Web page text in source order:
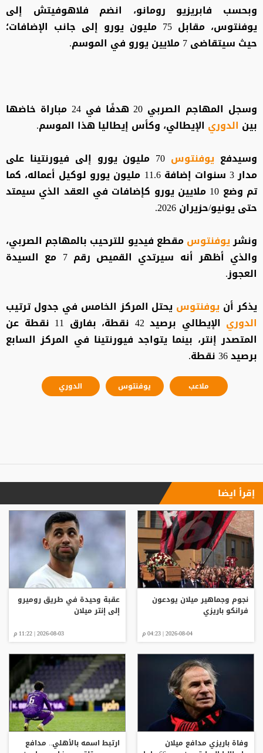
وبحسب فابريزيو رومانو، انضم فلاهوفيتش إلى
يوفنتوس، مقابل 75 مليون يورو إلى جانب الإضافات؛
حيث سيتقاضى 7 ملايين يورو في الموسم.
وسجل المهاجم الصربي 20 هدفًا في 24 مباراة خاضها
بين الدوري الإيطالي، وكأس إيطاليا هذا الموسم.
وسيدفع يوفنتوس
70 مليون يورو إلى فيورنتينا على
مدار 3 سنوات إضافة 11.6 مليون يورو لوكيل أعماله، كما
تم وضع 10 ملايين يورو كإضافات في العقد الذي سيمتد
حتى يونيو/حزيران 2026.
ونشريوفنتوسمقطع فيديو للترحيب بالمهاجم الصربي،
والذي أظهر أنه سيرتدي القميص رقم 7 مع السيدة
العجوز.
يذكر أن يوفنتوس يحتل المركز الخامس في جدول ترتيب
الدوري
الإيطالي برصيد 42 نقطة، بفارق 11 نقطة عن
المتصدر إنتر، بينما يتواجد فيورنتينا في المركز السابع
برصيد 36 نقطة.
ملاعب يوفنتوس الدوري
إقرأ ايضا
نجوم وجماهير ميلان يودعون
فرانكو باريزي
2026-08-04 | 04:23 م
عقبة وحيدة في طريق روميرو
إلى إنتر ميلان
2026-08-03 | 11:22 م
وفاة باريزي مدافع ميلان
ارتبط اسمه بالأهلي.. مدافع